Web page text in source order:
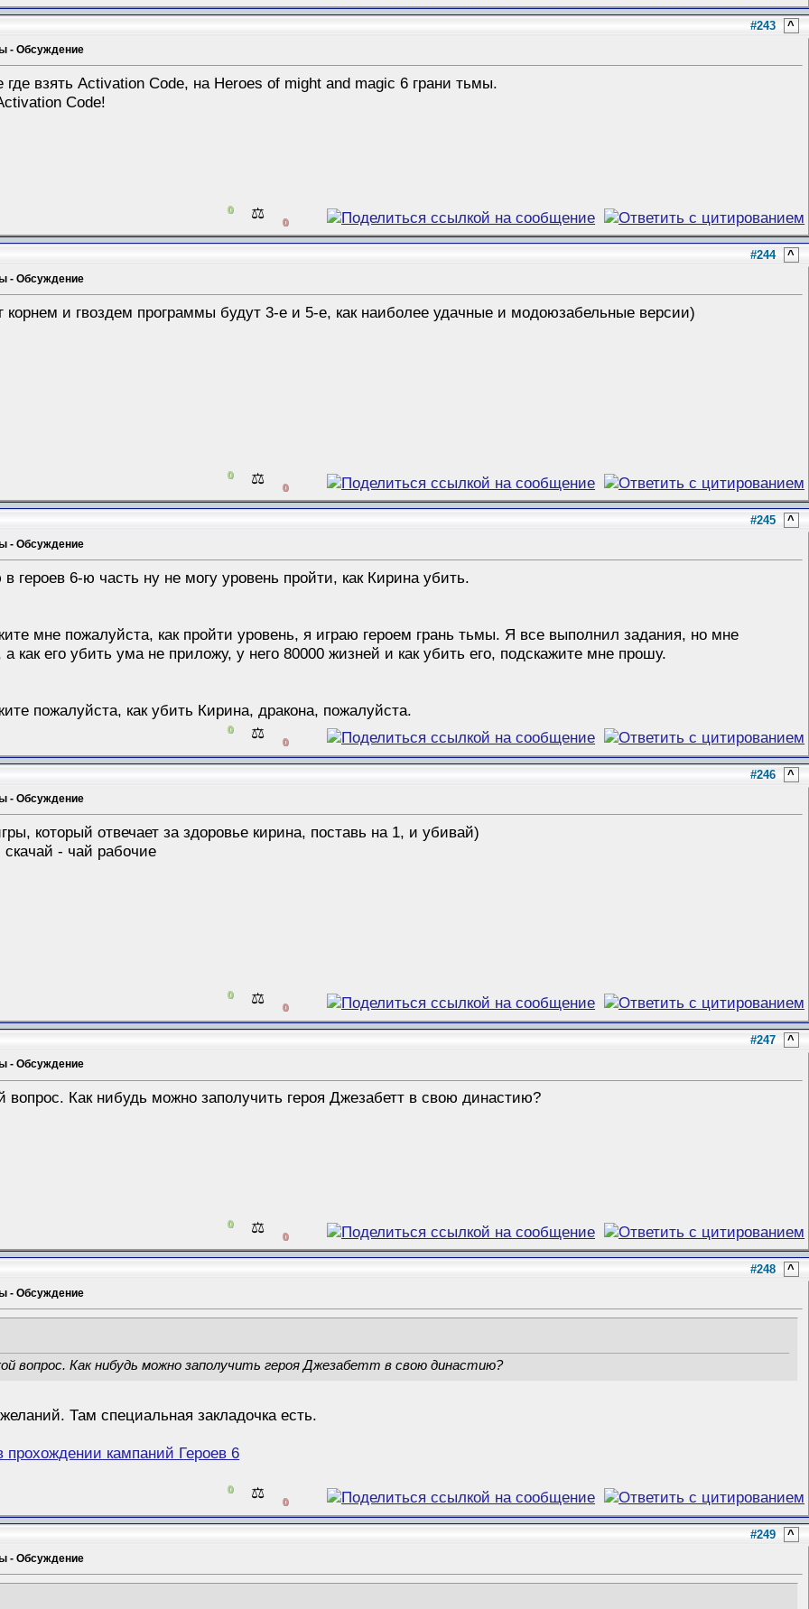
#243 ^
- Обсуждение
взять Activation Code, на Heroes of might and magic 6 грани тьмы.
Code!
0 ⚖️ 0
#244 ^
- Обсуждение
и гвоздем программы будут 3-е и 5-е, как наиболее удачные и модоюзабельные версии)
0 ⚖️ 0
#245 ^
- Обсуждение
героев 6-ю часть ну не могу уровень пройти, как Кирина убить.
мне пожалуйста, как пройти уровень, я играю героем грань тьмы. Я все выполнил задания, но мне
как его убить ума не приложу, у него 80000 жизней и как убить его, подскажите мне прошу.
пожалуйста, как убить Кирина, дракона, пожалуйста.
0 ⚖️ 0
#246 ^
- Обсуждение
который отвечает за здоровье кирина, поставь на 1, и убивай)
- чай рабочие
0 ⚖️ 0
#247 ^
- Обсуждение
вопрос. Как нибудь можно заполучить героя Джезабетт в свою династию?
0 ⚖️ 0
#248 ^
- Обсуждение
вопрос. Как нибудь можно заполучить героя Джезабетт в свою династию?
Там специальная закладочка есть.
кампаний Героев 6
0 ⚖️ 0
#249 ^
- Обсуждение